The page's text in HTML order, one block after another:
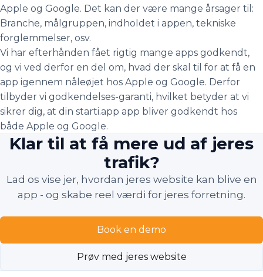
Apple og Google. Det kan der være mange årsager til:
Branche, målgruppen, indholdet i appen, tekniske
forglemmelser, osv.
Vi har efterhånden fået rigtig mange apps godkendt,
og vi ved derfor en del om, hvad der skal til for at få en
app igennem nåleøjet hos Apple og Google. Derfor
tilbyder vi godkendelses-garanti, hvilket betyder at vi
sikrer dig, at din starti.app app bliver godkendt hos
både Apple og Google.
Klar til at få mere ud af jeres
trafik?
Lad os vise jer, hvordan jeres website kan blive en
app - og skabe reel værdi for jeres forretning.
Book en demo
Prøv med jeres website